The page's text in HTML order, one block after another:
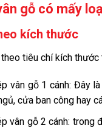
gỗ có mấy
kích thước
tiêu chí kích
vân gỗ 1 cánh: Đây
cửa ban công hay
vân gỗ 2 cánh: trong